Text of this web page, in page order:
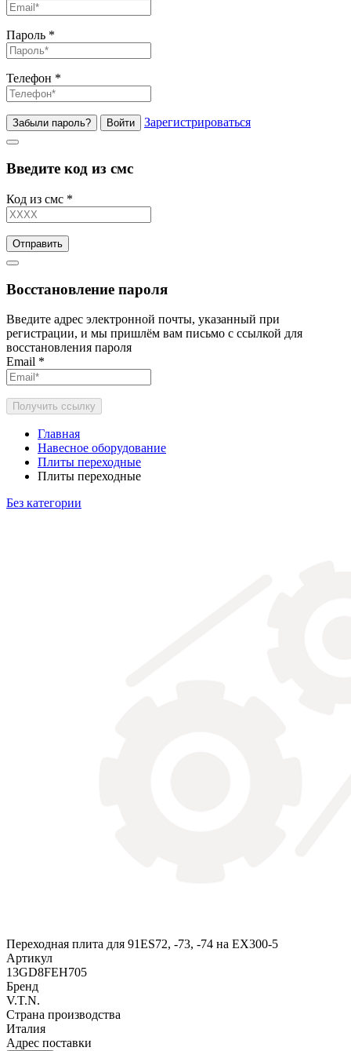
Пароль *
Телефон *
Забыли пароль? Войти Зарегистрироваться
Введите код из смс
Код из смс *
Отправить
Восстановление пароля
Введите адрес электронной почты, указанный при
регистрации, и мы пришлём вам письмо с ссылкой для
восстановления пароля
Email *
Получить ссылку
Главная
Навесное оборудование
Плиты переходные
Плиты переходные
Без категории
Переходная плита для 91ES72, -73, -74 на ЕХ300-5
Артикул
13GD8FEH705
Бренд
V.T.N.
Страна производства
Италия
Адрес поставки